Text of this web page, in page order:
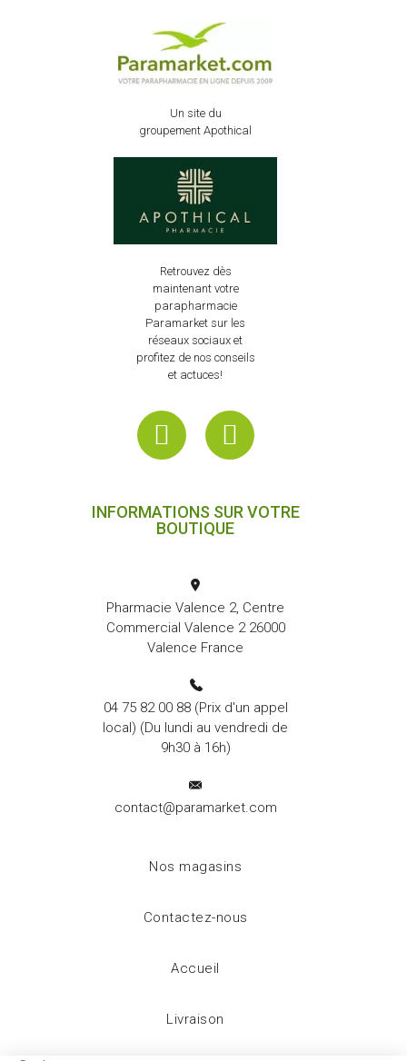
Un site du
groupement Apothical
Retrouvez dès
maintenant votre
parapharmacie
Paramarket sur les
réseaux sociaux et
profitez de nos conseils
et actuces!
INFORMATIONS SUR VOTRE
BOUTIQUE
Pharmacie Valence 2, Centre
Commercial Valence 2 26000
Valence France
04 75 82 00 88(Prix d'un appel
local) (Du lundi au vendredi de
9h30 à 16h)
contact@paramarket.com
Nos magasins
Contactez-nous
Accueil
Livraison